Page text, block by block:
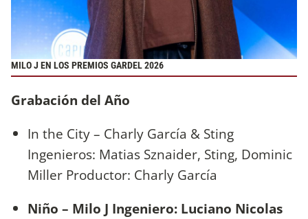
MILO J EN LOS PREMIOS GARDEL 2026
Grabación del Año
In the City – Charly García & Sting
Ingenieros: Matias Sznaider, Sting, Dominic
Miller Productor: Charly García
Niño – Milo J Ingeniero: Luciano Nicolas